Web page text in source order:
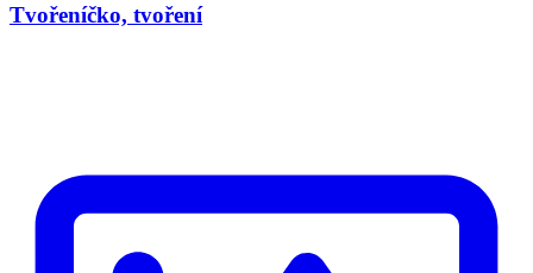
Tvořeníčko, tvoření